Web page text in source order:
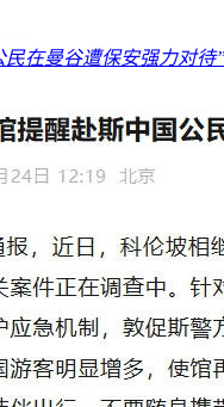
在曼谷遭保安强力对待